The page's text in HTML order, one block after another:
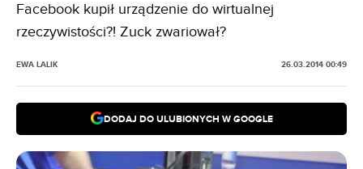
Facebook kupił urządzenie do wirtualnej
rzeczywistości?! Zuck zwariował?
EWA LALIK 26.03.2014 00:49
DODAJ DO ULUBIONYCH W GOOGLE